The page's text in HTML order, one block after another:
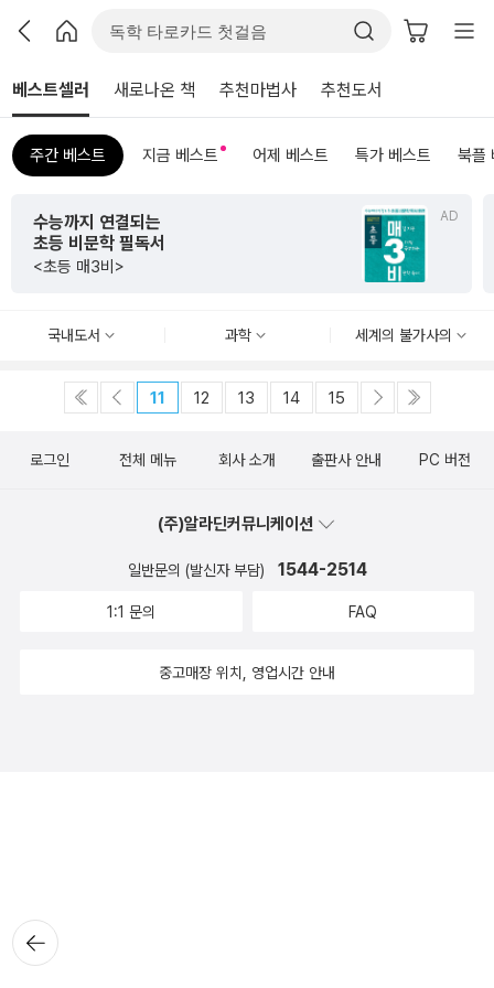
베스트셀러 새로나온 책 추천마법사 추천도서
주간 베스트 지금 베스트 어제 베스트 특가 베스트 북플
AD
수능까지 연결되는
초등 비문학 필독서
<초등 매3비>
국내도서 과학 세계의 불가사의
11 12 13 14 15
뒤로가
기
로그인 전체 메뉴 회사 소개 출판사 안내 PC 버전
(주)알라딘커뮤니케이션
일반문의 (발신자 부담) 1544-2514
1:1 문의 FAQ
중고매장 위치, 영업시간 안내